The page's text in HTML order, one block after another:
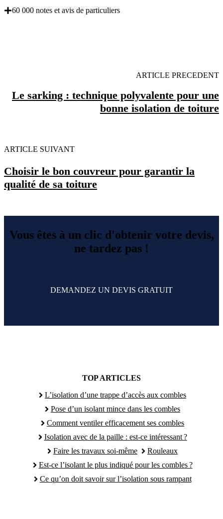
60 000 notes et avis de particuliers
ARTICLE PRECEDENT
Le sarking : technique polyvalente pour une
bonne isolation de toiture
ARTICLE SUIVANT
Choisir le bon couvreur pour garantir la
qualité de sa toiture
Vous êtes à un clic d'obtenir votre devis,
ne tardez pas !
DEMANDEZ UN DEVIS GRATUIT
TOP ARTICLES
L’isolation d’une trappe d’accès aux combles
Pose d’un isolant mince dans les combles
Comment ventiler efficacement ses combles
Isolation avec de la paille : est-ce intéressant ?
Faire les travaux soi-même
Rouleaux
Est-ce l’isolant le plus indiqué pour les combles ?
Ce qu’on doit savoir sur l’isolation sous rampant